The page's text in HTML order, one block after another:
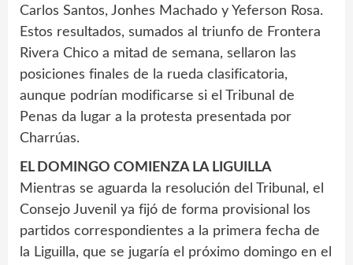
Carlos Santos, Jonhes Machado y Yeferson Rosa.
Estos resultados, sumados al triunfo de Frontera
Rivera Chico a mitad de semana, sellaron las
posiciones finales de la rueda clasificatoria,
aunque podrían modificarse si el Tribunal de
Penas da lugar a la protesta presentada por
Charrúas.
EL DOMINGO COMIENZA LA LIGUILLA
Mientras se aguarda la resolución del Tribunal, el
Consejo Juvenil ya fijó de forma provisional los
partidos correspondientes a la primera fecha de
la Liguilla, que se jugaría el próximo domingo en el